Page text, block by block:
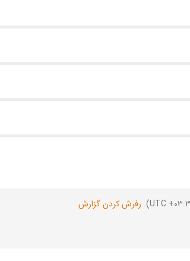
رفرش کردن گزارش